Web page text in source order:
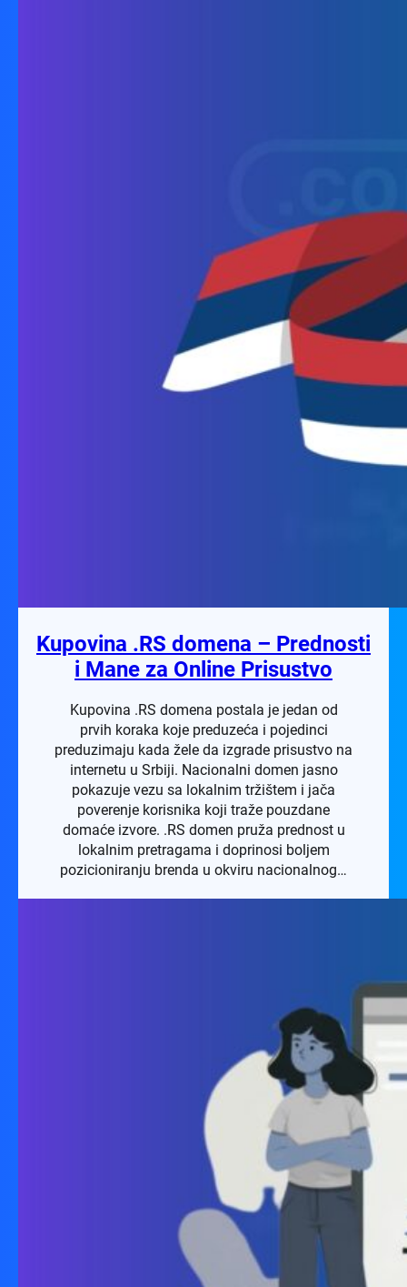
Kupovina .RS domena – Prednosti
i Mane za Online Prisustvo
Kupovina .RS domena postala je jedan od
prvih koraka koje preduzeća i pojedinci
preduzimaju kada žele da izgrade prisustvo na
internetu u Srbiji. Nacionalni domen jasno
pokazuje vezu sa lokalnim tržištem i jača
poverenje korisnika koji traže pouzdane
domaće izvore. .RS domen pruža prednost u
lokalnim pretragama i doprinosi boljem
pozicioniranju brenda u okviru nacionalnog…